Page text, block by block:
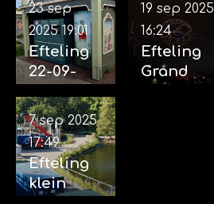
Efteling
22-09-
(incl.
Aankondi
ging
familiem
usical
23 sep
2025 19:01
Efteling
Grand
19 sep 2025
16:24
Efteling
klein
7 sep 2025
17:49